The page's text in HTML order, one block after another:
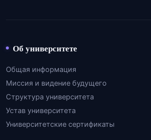
Об университете
Общая информация
Миссия и видение будущего
Структура университета
Устав университета
Университетские сертификаты